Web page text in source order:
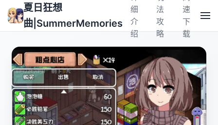
夏日狂想
曲|SummerMemories
细
介
绍
法
攻
略
速
下
载